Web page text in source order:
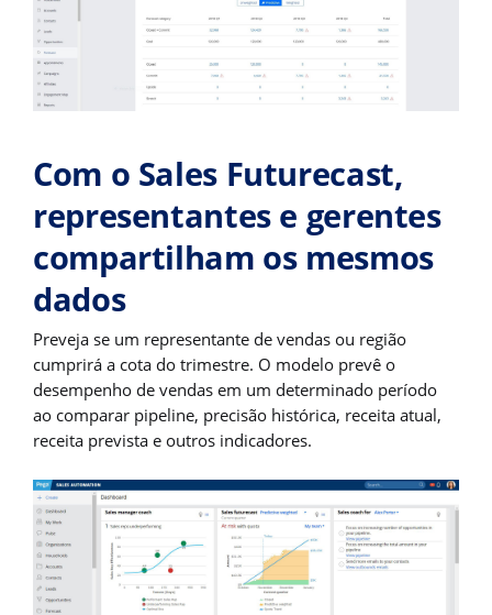
Com o Sales Futurecast,
representantes e gerentes
compartilham os mesmos
dados
Preveja se um representante de vendas ou região
cumprirá a cota do trimestre. O modelo prevê o
desempenho de vendas em um determinado período
ao comparar pipeline, precisão histórica, receita atual,
receita prevista e outros indicadores.